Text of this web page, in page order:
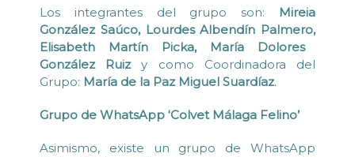
Los integrantes del grupo son:
Mireia
González Saúco, Lourdes Albendín Palmero,
Elisabeth Martín Picka, María Dolores
González Ruizy como Coordinadora del
Grupo: María de la Paz Miguel Suardíaz.
Grupo de WhatsApp ‘Colvet Málaga Felino’
Asimismo, existe un grupo de WhatsApp